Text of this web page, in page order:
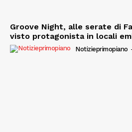
Groove Night, alle serate di
visto protagonista in locali
Notizieprimopiano